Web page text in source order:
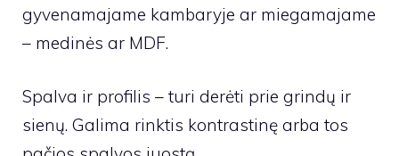
gyvenamajame kambaryje ar miegamajame
– medinės ar MDF.
Spalva ir profilis – turi derėti prie grindų ir
sienų. Galima rinktis kontrastinę arba tos